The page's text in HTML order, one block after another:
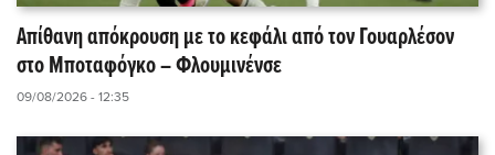
Απίθανη απόκρουση με το κεφάλι από τον Γουαρλέσον
στο Μποταφόγκο – Φλουμινένσε
09/08/2026 - 12:35